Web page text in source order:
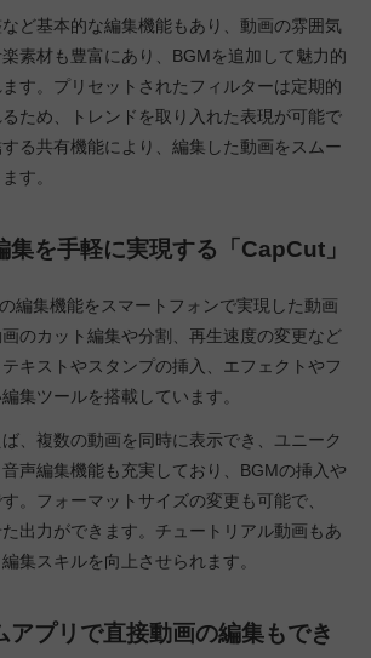
ど基本的な編集機能もあり、動画の雰囲気
素材も豊富にあり、BGMを追加して魅力的
す。プリセットされたフィルターは定期的
ため、トレンドを取り入れた表現が可能で
る共有機能により、編集した動画をスムー
す。
集を手軽に実現する「CapCut」
編集機能をスマートフォンで実現した動画
のカット編集や分割、再生速度の変更など
キストやスタンプの挿入、エフェクトやフ
集ツールを搭載しています。
、複数の動画を同時に表示でき、ユニーク
声編集機能も充実しており、BGMの挿入や
。フォーマットサイズの変更も可能で、
出力ができます。チュートリアル動画もあ
集スキルを向上させられます。
アプリで直接動画の編集もでき